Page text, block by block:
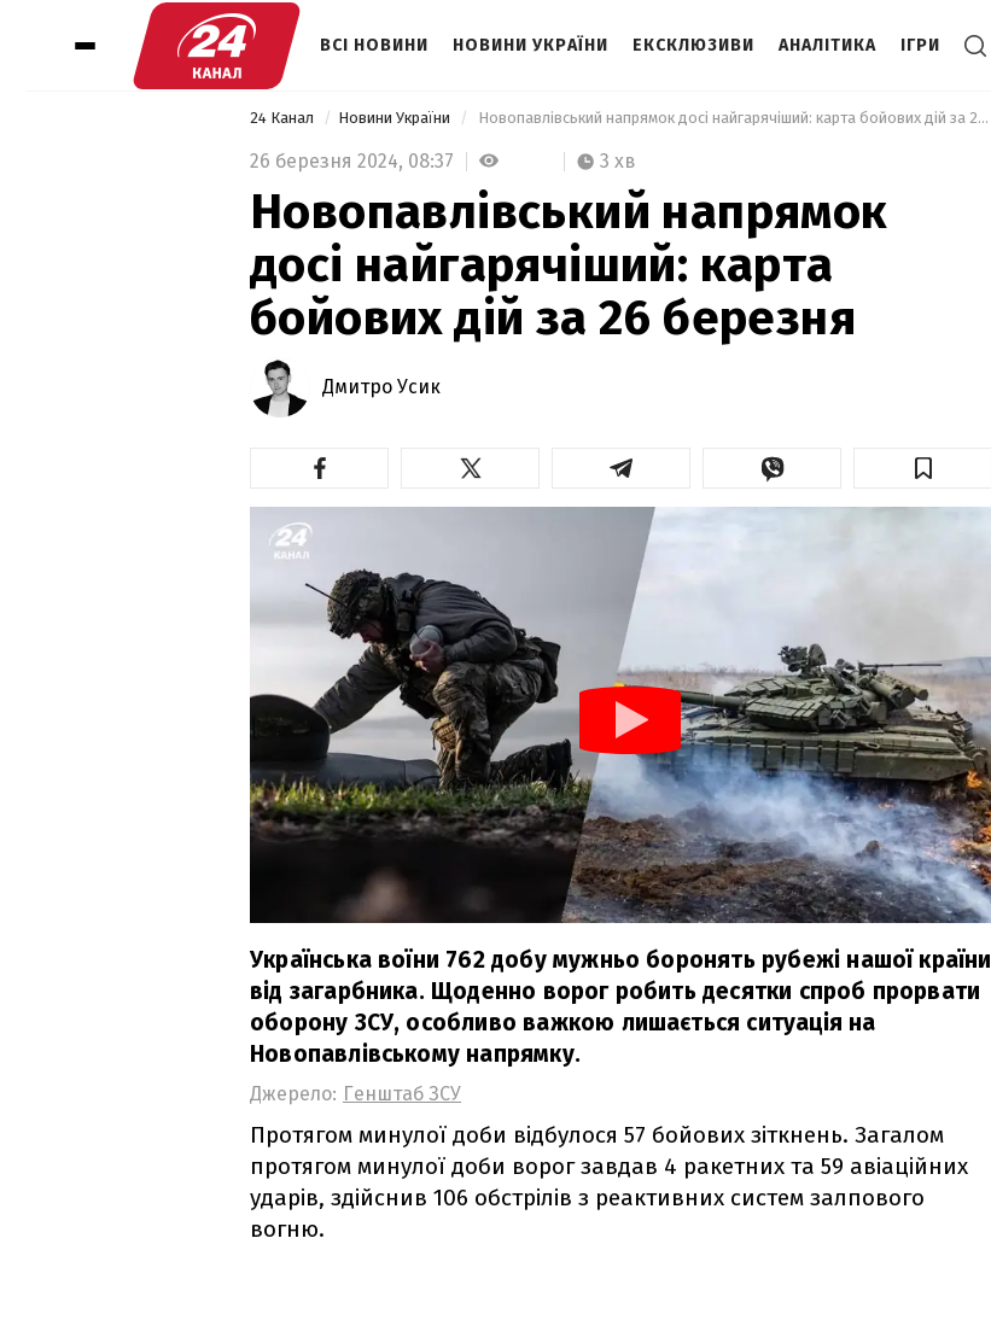
ВСІ НОВИНИ НОВИНИ УКРАЇНИ ЕКСКЛЮЗИВИ АНАЛІТИКА ІГРИ
24 Канал Новини України Новопавлівський напрямок досі найгарячіший: карта бойових дій за 26 березня
26 березня 2024, 08:37 3 хв
Новопавлівський напрямок
досі найгарячіший: карта
бойових дій за 26 березня
Дмитро Усик
Українська воїни 762 добу мужньо боронять рубежі нашої країни
від загарбника. Щоденно ворог робить десятки спроб прорвати
оборону ЗСУ, особливо важкою лишається ситуація на
Новопавлівському напрямку.
Джерело: Генштаб ЗСУ
Протягом минулої доби відбулося 57 бойових зіткнень. Загалом
протягом минулої доби ворог завдав 4 ракетних та 59 авіаційних
ударів, здійснив 106 обстрілів з реактивних систем залпового
вогню.